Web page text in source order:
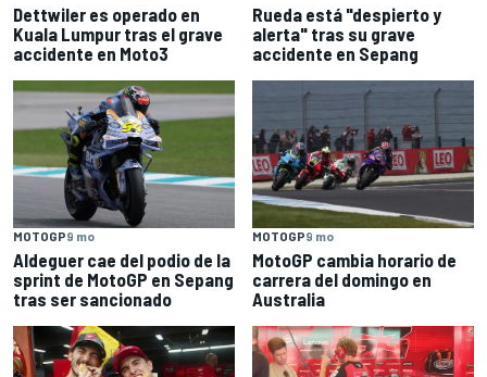
Dettwiler es operado en
Kuala Lumpur tras el grave
accidente en Moto3
Rueda está "despierto y
alerta" tras su grave
accidente en Sepang
MOTOGP9 mo
Aldeguer cae del podio de la
sprint de MotoGP en Sepang
tras ser sancionado
MOTOGP9 mo
MotoGP cambia horario de
carrera del domingo en
Australia